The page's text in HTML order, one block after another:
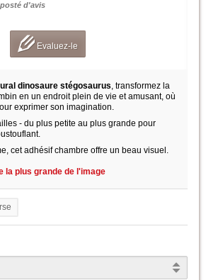
d'avis
Evaluez-le
dinosaure stégosaurus, transformez la
en un endroit plein de vie et amusant, où
exprimer son imagination.
- du plus petite au plus grande pour
cet adhésif chambre offre un beau visuel.
la plus grande de l'image